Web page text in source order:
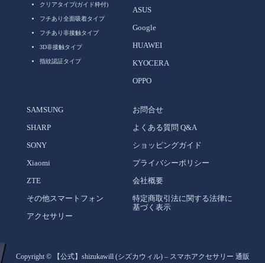
クリアタイプ(ガイド枠付)
フチあり全面吸着タイプ
フチあり非接触タイプ
3D非接触タイプ
指紋認証タイプ
ASUS
Google
HUAWEI
KYOCERA
OPPO
SAMSUNG
SHARP
SONY
Xiaomi
ZTE
その他スマートフォン
アクセサリー
お問合せ
よくある質問 Q&A
ショッピングガイド
プライバシーポリシー
会社概要
特定商取引法に関する法律に
基づく表示
Copyright ©【公式】shizukawill (シズカウィル) – スマホアクセサリー 通販